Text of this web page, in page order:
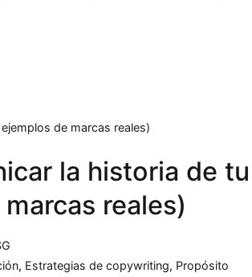
la historia de tu
reales)
, Estrategias de copywriting, Propósito